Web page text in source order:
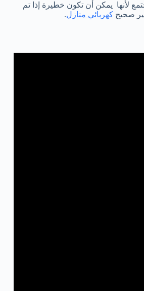
لأنها يمكن أن تكون خطيرة إذا تم
صحيح كهربائي منازل.